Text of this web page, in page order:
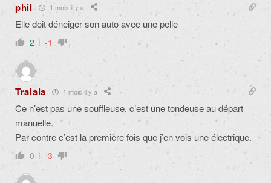
phil 1 mois il y a
Elle doit déneiger son auto avec une pelle
2 -1
Tralala 1 mois il y a
Ce n’est pas une souffleuse, c’est une tondeuse au départ
manuelle.
Par contre c’est la première fois que j’en vois une électrique.
0 -3